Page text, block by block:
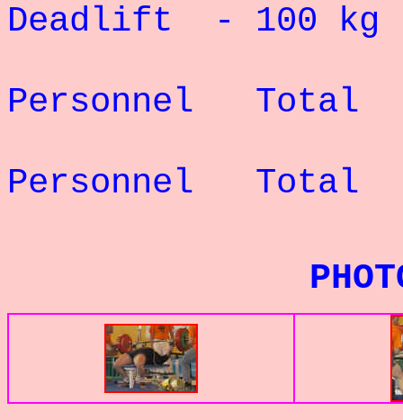
Deadlift - 100
Personnel
Personnel
PHOTOS